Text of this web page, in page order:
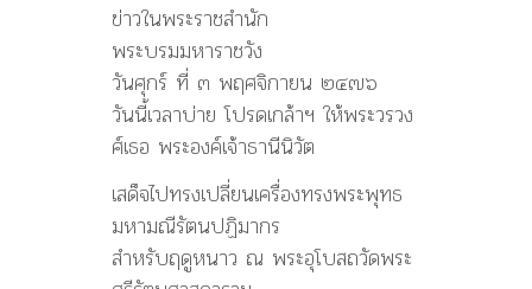
มหา
กษัตริย์
หนึ่ง
ใน
นั้น
คือ
ว
รวง
ศ์
เธอ
ข่าวในพระราชสำนัก
พระบรมมหาราชวัง
วันศุกร์ ที่ ๓ พฤศจิกายน ๒๔๗๖
วันนี้เวลาบ่าย โปรดเกล้าฯ ให้พระวรวง
ศ์เธอ พระองค์เจ้าธานีนิวัต
เสด็จไปทรงเปลี่ยนเครื่องทรงพระพุทธ
มหามณีรัตนปฏิมากร
สำหรับฤดูหนาว ณ พระอุโบสถวัดพระ